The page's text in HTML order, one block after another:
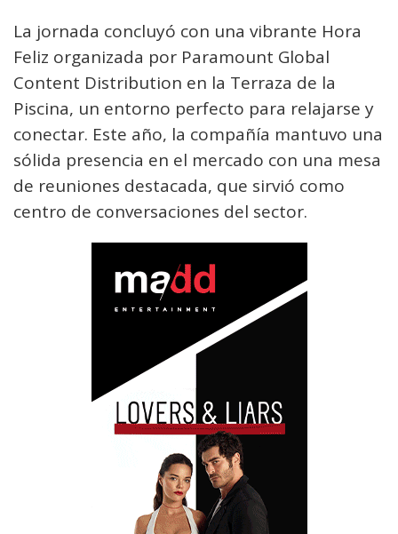
La jornada concluyó con una vibrante Hora
Feliz organizada por Paramount Global
Content Distribution en la Terraza de la
Piscina, un entorno perfecto para relajarse y
conectar. Este año, la compañía mantuvo una
sólida presencia en el mercado con una mesa
de reuniones destacada, que sirvió como
centro de conversaciones del sector.